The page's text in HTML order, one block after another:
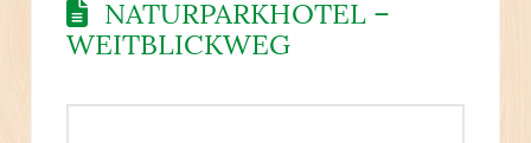
NATURPARKHOTEL –
WEITBLICKWEG